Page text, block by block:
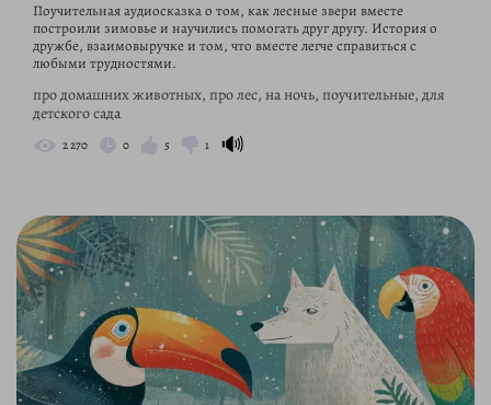
Поучительная аудиосказка о том, как лесные звери вместе
построили зимовье и научились помогать друг другу. История о
дружбе, взаимовыручке и том, что вместе легче справиться с
любыми трудностями.
про домашних животных, про лес, на ночь, поучительные, для
детского сада
2 270 0 5 1 🔊